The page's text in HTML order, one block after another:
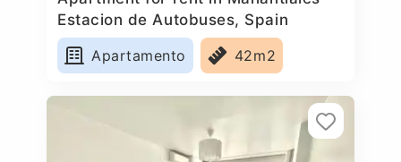
Estacion de Autobuses, Spain
Apartamento
42m2